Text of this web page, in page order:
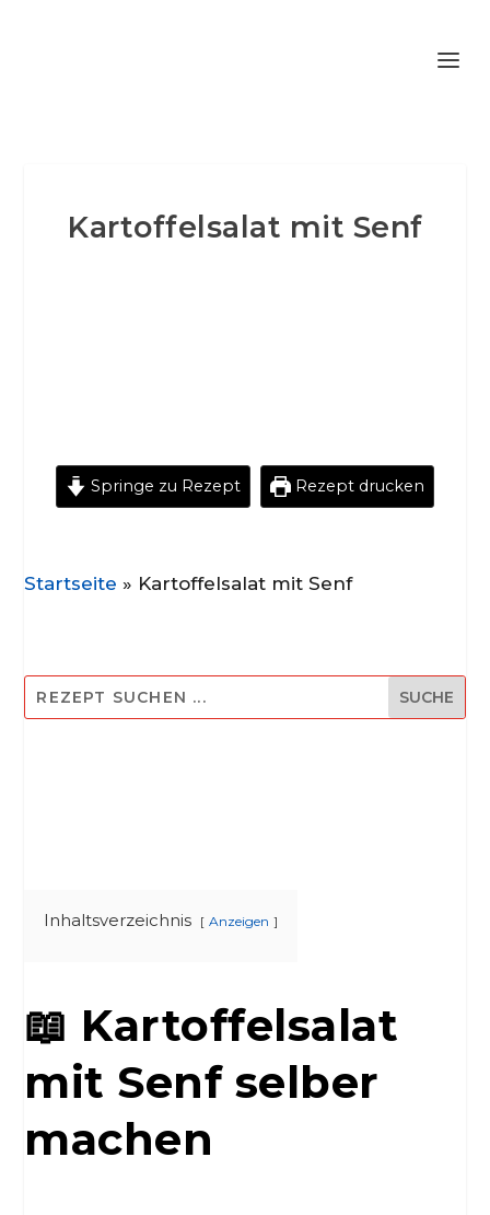
Kartoffelsalat mit Senf
Springe zu Rezept Rezept drucken
Startseite » Kartoffelsalat mit Senf
Inhaltsverzeichnis Anzeigen
📖 Kartoffelsalat
mit Senf selber
machen